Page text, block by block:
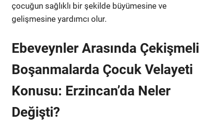
çocuğun sağlıklı bir şekilde büyümesine ve
gelişmesine yardımcı olur.
Ebeveynler Arasında Çekişmeli
Boşanmalarda Çocuk Velayeti
Konusu: Erzincan’da Neler
Değişti?